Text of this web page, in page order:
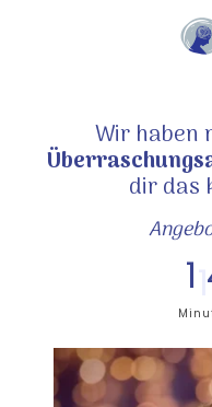
Wir haben
dir das
1